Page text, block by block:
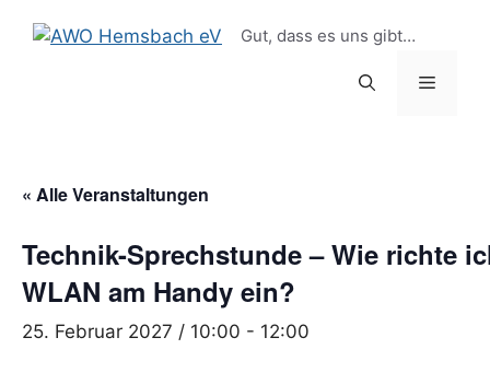
springen
Inhalt
Gut, dass es uns gibt…
Menü
« Alle Veranstaltungen
Technik-Sprechstunde – Wie richte
WLAN am Handy ein?
25. Februar 2027 / 10:00 - 12:00